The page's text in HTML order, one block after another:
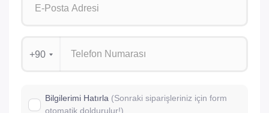
+90
Bilgilerimi Hatırla (Sonraki siparişleriniz için form
otomatik doldurulur!)